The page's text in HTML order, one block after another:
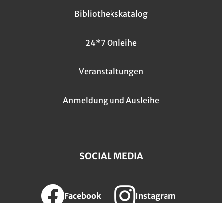
Bibliothekskatalog
24*7 Onleihe
Veranstaltungen
Anmeldung und Ausleihe
SOCIAL MEDIA
Facebook Instagram